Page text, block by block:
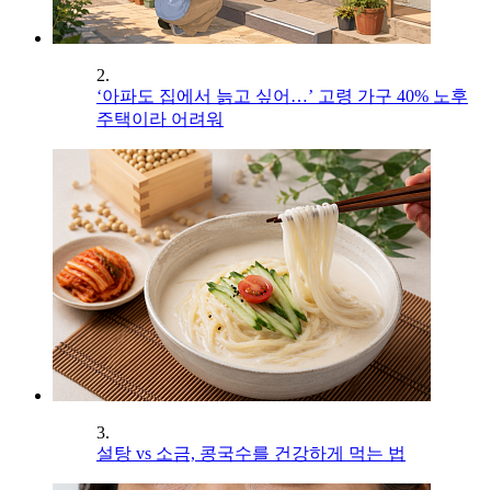
2.
‘아파도 집에서 늙고 싶어…’ 고령 가구 40% 노후
주택이라 어려워
3.
설탕 vs 소금, 콩국수를 건강하게 먹는 법